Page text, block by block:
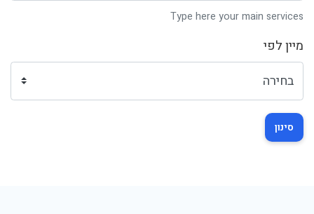
Type here your main services
מיין לפי
סינון